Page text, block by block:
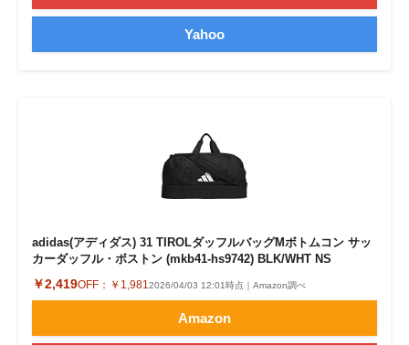
Yahoo
adidas(アディダス) 31 TIROLダッフルバッグMボトムコン サッ
カーダッフル・ボストン (mkb41-hs9742) BLK/WHT NS
￥2,419OFF： ￥1,981 2026/04/03 12:01時点｜Amazon調べ
Amazon